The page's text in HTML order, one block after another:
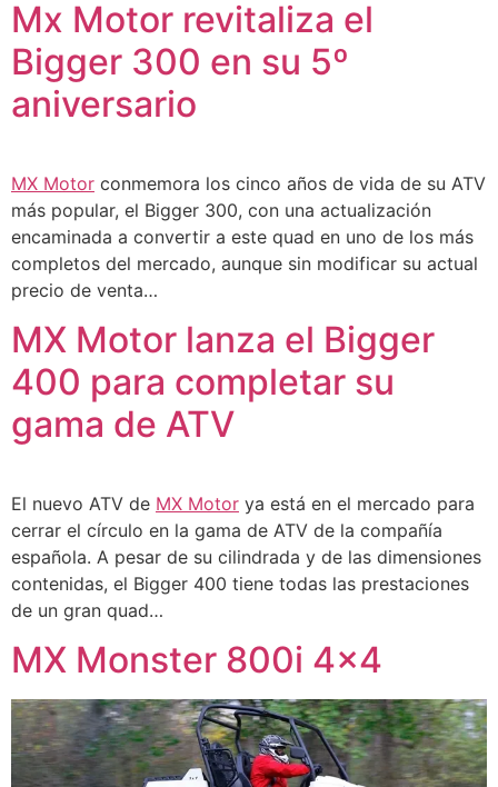
Mx Motor revitaliza el
Bigger 300 en su 5º
aniversario
MX Motor conmemora los cinco años de vida de su ATV
más popular, el Bigger 300, con una actualización
encaminada a convertir a este quad en uno de los más
completos del mercado, aunque sin modificar su actual
precio de venta…
MX Motor lanza el Bigger
400 para completar su
gama de ATV
El nuevo ATV de MX Motor ya está en el mercado para
cerrar el círculo en la gama de ATV de la compañía
española. A pesar de su cilindrada y de las dimensiones
contenidas, el Bigger 400 tiene todas las prestaciones
de un gran quad…
MX Monster 800i 4×4